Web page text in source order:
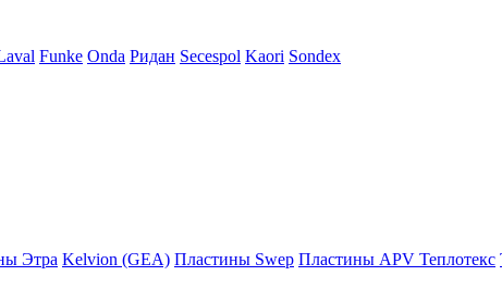
Funke Onda Ридан Secespol Kaori Sondex
Этра Kelvion (GEA) Пластины Swep Пластины APV Теплотекс